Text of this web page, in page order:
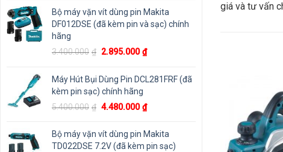
là:
1.800.000₫.
tại
là:
Bộ máy vặn vít dùng pin Makita
DF012DSE (đã kèm pin và sạc) chính
hãng
3.400.000 ₫ Giá
là:
3.400.000₫.
2.895.000 ₫Giá
tại
2.895.000₫.
Máy Hút Bụi Dùng Pin DCL281FRF (đã
kèm pin sạc) chính hãng
5.400.000 ₫ Giá
là:
5.400.000₫.
4.480.000 ₫Giá
tại
là:
Bộ máy vặn vít dùng pin Makita
TD022DSE 7.2V (đã kèm pin sạc)
giá và tư vấn
-11% -4%